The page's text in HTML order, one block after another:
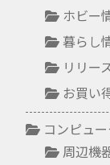
ホビー
暮らし
リリー
お買い
コンピュ
周辺機